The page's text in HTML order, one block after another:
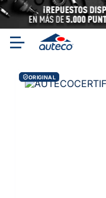
ORIGINAL